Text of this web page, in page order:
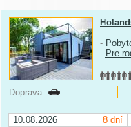
-
- Pre
Doprava:
10.08.2026
8 dní